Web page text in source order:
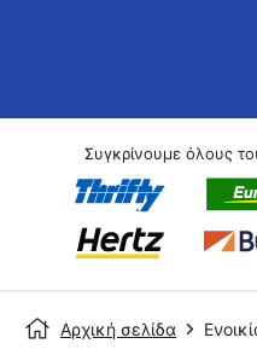
Συγκρίνουμε όλους
Αρχική σελίδα